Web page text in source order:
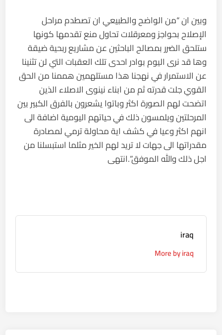
وبين ان “من الواضح والطبيعي ان تصطدم مراحل
الإصلاح بحواجز ومعرقلات تحاول منع تقدمها كونها
ستلحق الضرر بمصالح الباحثين عن مشاريع ربحية ضيقة
وها قد نرى اليوم بوادر احدى تلك العقبات التي لن تثنينا
عن الاستمرار في نهجنا هذا مستلهمين هممنا من الحق
القوي جلت قدرته ثم من ابناء نينوى الاصلاء الذين
اتضحت لهم الصورة اكثر وباتوا يشعرون بالفرق الكبير بين
المرحلتين ويلمسون ذلك في حياتهم اليومية اضافة الى
انهم اكثر وعيا في كشف اية محاولة ترمي لمصادرة
مقدراتها الى جهات لا تريد لهم الخير مثلما استبسلنا من
اجل ذلك والله الموفق”.انتهى
iraq
More by iraq